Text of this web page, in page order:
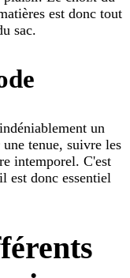
est donc tout
sac.
un
tenue, suivre les
intemporel. C'est
est donc essentiel